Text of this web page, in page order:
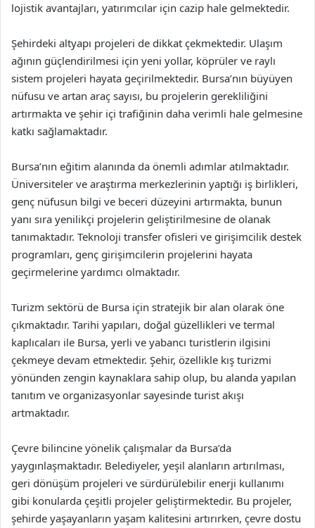
lojistik avantajları, yatırımcılar için cazip hale gelmektedir.
Şehirdeki altyapı projeleri de dikkat çekmektedir. Ulaşım
ağının güçlendirilmesi için yeni yollar, köprüler ve raylı
sistem projeleri hayata geçirilmektedir. Bursa’nın büyüyen
nüfusu ve artan araç sayısı, bu projelerin gerekliliğini
artırmakta ve şehir içi trafiğinin daha verimli hale gelmesine
katkı sağlamaktadır.
Bursa’nın eğitim alanında da önemli adımlar atılmaktadır.
Üniversiteler ve araştırma merkezlerinin yaptığı iş birlikleri,
genç nüfusun bilgi ve beceri düzeyini artırmakta, bunun
yanı sıra yenilikçi projelerin geliştirilmesine de olanak
tanımaktadır. Teknoloji transfer ofisleri ve girişimcilik destek
programları, genç girişimcilerin projelerini hayata
geçirmelerine yardımcı olmaktadır.
Turizm sektörü de Bursa için stratejik bir alan olarak öne
çıkmaktadır. Tarihi yapıları, doğal güzellikleri ve termal
kaplıcaları ile Bursa, yerli ve yabancı turistlerin ilgisini
çekmeye devam etmektedir. Şehir, özellikle kış turizmi
yönünden zengin kaynaklara sahip olup, bu alanda yapılan
tanıtım ve organizasyonlar sayesinde turist akışı
artmaktadır.
Çevre bilincine yönelik çalışmalar da Bursa’da
yaygınlaşmaktadır. Belediyeler, yeşil alanların artırılması,
geri dönüşüm projeleri ve sürdürülebilir enerji kullanımı
gibi konularda çeşitli projeler geliştirmektedir. Bu projeler,
şehirde yaşayanların yaşam kalitesini artırırken, çevre dostu